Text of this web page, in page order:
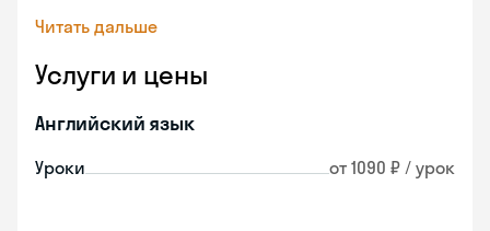
Читать дальше
Услуги и цены
Английский язык
Уроки от 1090 ₽ / урок